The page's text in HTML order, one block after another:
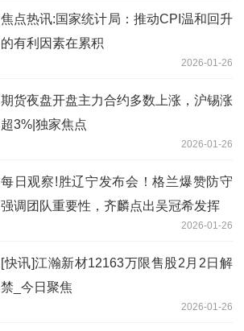
焦点热讯:国家统计局：推动CPI温和回升
的有利因素在累积
2026-01-26
期货夜盘开盘主力合约多数上涨，沪锡涨
超3%|独家焦点
2026-01-26
每日观察!胜辽宁发布会！格兰爆赞防守
强调团队重要性，齐麟点出吴冠希发挥
2026-01-26
[快讯]江瀚新材12163万限售股2月2日解
禁_今日聚焦
2026-01-26